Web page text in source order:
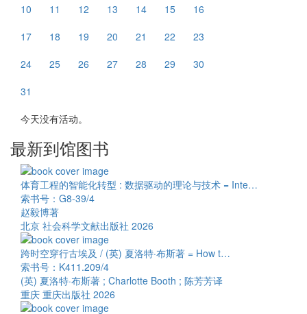
10
11 12 13 14 15
16
17
18 19 20 21 22
23
24
25 26 27 28 29
30
31
今天没有活动。
最新到馆图书
体育工程的智能化转型 : 数据驱动的理论与技术 = Inte…
索书号：G8-39/4
赵毅博著
北京 社会科学文献出版社 2026
跨时空穿行古埃及 / (英) 夏洛特·布斯著 = How t…
索书号：K411.209/4
(英) 夏洛特·布斯著 ; Charlotte Booth ; 陈芳芳译
重庆 重庆出版社 2026